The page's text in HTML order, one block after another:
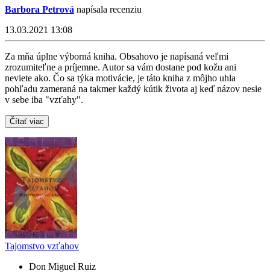
Barbora Petrová napísala recenziu
13.03.2021 13:08
Za mňa úplne výborná kniha. Obsahovo je napísaná veľmi
zrozumiteľne a príjemne. Autor sa vám dostane pod kožu ani
neviete ako. Čo sa týka motivácie, je táto kniha z môjho uhla
pohľadu zameraná na takmer každý kútik života aj keď názov nesie
v sebe iba "vzťahy".
Čítať viac
Tajomstvo vzťahov
Don Miguel Ruiz